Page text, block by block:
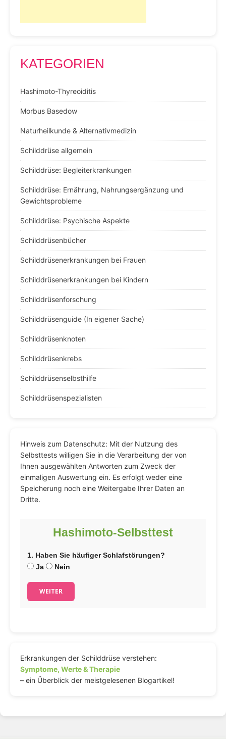
KATEGORIEN
Hashimoto-Thyreoiditis
Morbus Basedow
Naturheilkunde & Alternativmedizin
Schilddrüse allgemein
Schilddrüse: Begleiterkrankungen
Schilddrüse: Ernährung, Nahrungsergänzung und
Gewichtsprobleme
Schilddrüse: Psychische Aspekte
Schilddrüsenbücher
Schilddrüsenerkrankungen bei Frauen
Schilddrüsenerkrankungen bei Kindern
Schilddrüsenforschung
Schilddrüsenguide (In eigener Sache)
Schilddrüsenknoten
Schilddrüsenkrebs
Schilddrüsenselbsthilfe
Schilddrüsenspezialisten
Hinweis zum Datenschutz: Mit der Nutzung des
Selbsttests willigen Sie in die Verarbeitung der von
Ihnen ausgewählten Antworten zum Zweck der
einmaligen Auswertung ein. Es erfolgt weder eine
Speicherung noch eine Weitergabe Ihrer Daten an
Dritte.
Hashimoto-Selbsttest
1. Haben Sie häufiger Schlafstörungen?
Ja
Nein
WEITER
Erkrankungen der Schilddrüse verstehen:
Symptome, Werte & Therapie
– ein Überblick der meistgelesenen Blogartikel!